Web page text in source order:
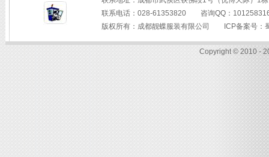
联系电话：028-61353820 咨询QQ：
版权所有： 成都靓蝶服装有限公司 ICP备案号：
Copyright © 2010 -